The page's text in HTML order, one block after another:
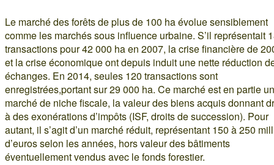
Le marché des forêts de plus de 100 ha évolue sensiblement
comme les marchés sous influence urbaine. S’il représentait
transactions pour 42 000 ha en 2007, la crise financière de
et la crise économique ont depuis induit une nette réduction
échanges. En 2014, seules 120 transactions sont
enregistrées,portant sur 29 000 ha. Ce marché est en partie un
marché de niche fiscale, la valeur des biens acquis donnant
à des exonérations d’impôts (ISF, droits de succession). Pour
autant, il s’agit d’un marché réduit, représentant 150 à 250
d’euros selon les années, hors valeur des bâtiments
éventuellement vendus avec le fonds forestier.